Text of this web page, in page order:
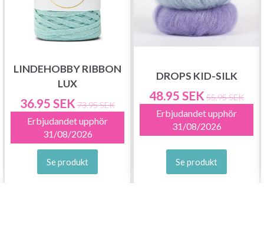
LINDEHOBBY RIBBON
LUX
36.95 SEK 73.95 SEK
Erbjudandet upphör
31/08/2026
Se produkt
DROPS KID-SILK
48.95 SEK 55.95 SEK
Erbjudandet upphör
31/08/2026
Se produkt